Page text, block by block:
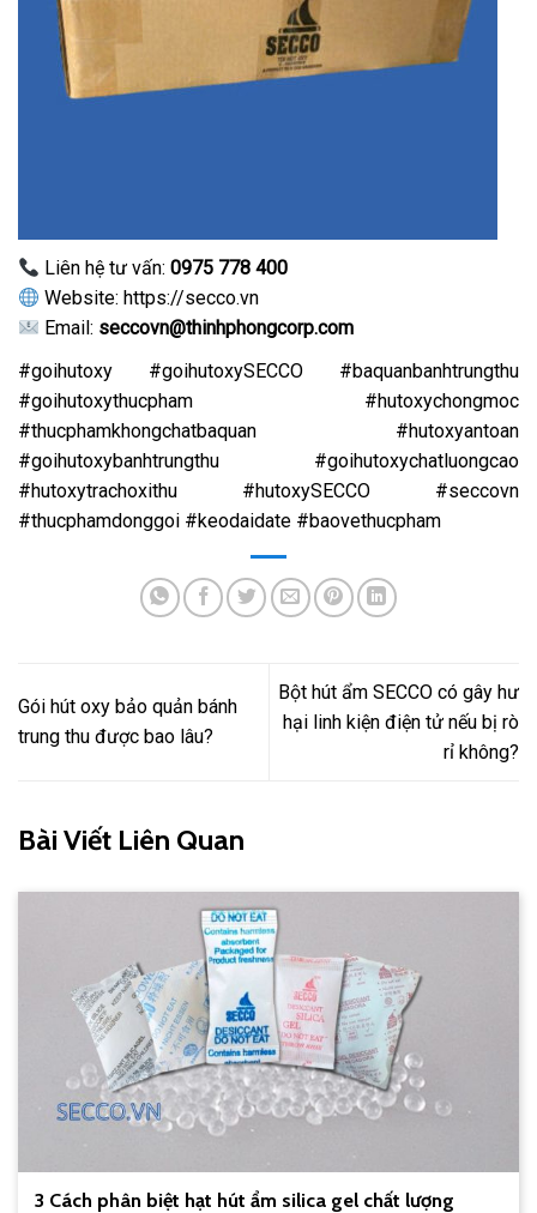
Liên hệ tư vấn:0975 778 400
Website: https://secco.vn
Email: seccovn@thinhphongcorp.com
#goihutoxy #goihutoxySECCO #baquanbanhtrungthu
#goihutoxythucpham #hutoxychongmoc
#thucphamkhongchatbaquan #hutoxyantoan
#goihutoxybanhtrungthu #goihutoxychatluongcao
#hutoxytrachoxithu #hutoxySECCO #seccovn
#thucphamdonggoi #keodaidate #baovethucpham
Gói hút oxy bảo quản bánh
trung thu được bao lâu?
Bột hút ẩm SECCO có gây hư
hại linh kiện điện tử nếu bị rò
rỉ không?
Bài Viết Liên Quan
3 Cách phân biệt hạt hút ẩm silica gel chất lượng